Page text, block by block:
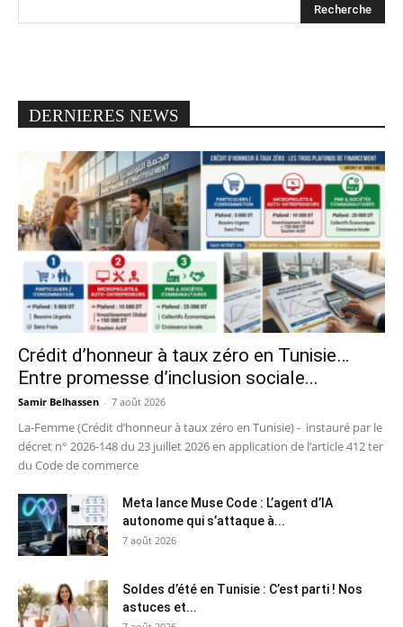
DERNIERES NEWS
Crédit d’honneur à taux zéro en Tunisie…
Entre promesse d’inclusion sociale...
Samir Belhassen - 7 août 2026
La-Femme (Crédit d’honneur à taux zéro en Tunisie) - instauré par le
décret n° 2026-148 du 23 juillet 2026 en application de l’article 412 ter
du Code de commerce
Meta lance Muse Code : L’agent d’IA
autonome qui s’attaque à...
7 août 2026
Soldes d’été en Tunisie : C’est parti ! Nos
astuces et...